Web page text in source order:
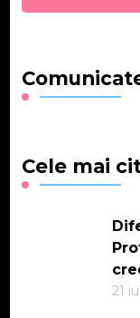
Cele mai
21